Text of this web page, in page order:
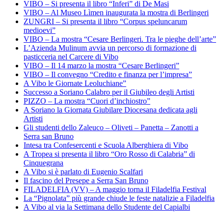
VIBO – Si presenta il libro “Inferi” di De Masi
VIBO – Al Museo Lìmen inaugurata la mostra di Berlingeri
ZUNGRI – Si presenta il libro “Corpus speluncarum
medioevi”
VIBO – La mostra “Cesare Berlingeri. Tra le pieghe dell’arte”
L’Azienda Mulinum avvia un percorso di formazione di
pasticceria nel Carcere di Vibo
VIBO – Il 14 marzo la mostra “Cesare Berlingeri”
VIBO – Il convegno “Credito e finanza per l’impresa”
A Vibo le Giornate Leoluchiane”
Successo a Soriano Calabro per il Giubileo degli Artisti
PIZZO – La mostra “Cuori d’inchiostro”
A Soriano la Giornata Giubilare Diocesana dedicata agli
Artisti
Gli studenti dello Zaleuco – Oliveti – Panetta – Zanotti a
Serra san Bruno
Intesa tra Confesercenti e Scuola Alberghiera di Vibo
A Tropea si presenta il libro “Oro Rosso di Calabria” di
Cinquegrana
A Vibo si è parlato di Eugenio Scalfari
Il fascino del Presepe a Serra San Bruno
FILADELFIA (VV) – A maggio torna il Filadelfia Festival
La “Pignolata” più grande chiude le feste natalizie a Filadelfia
A Vibo al via la Settimana dello Studente del Capialbi